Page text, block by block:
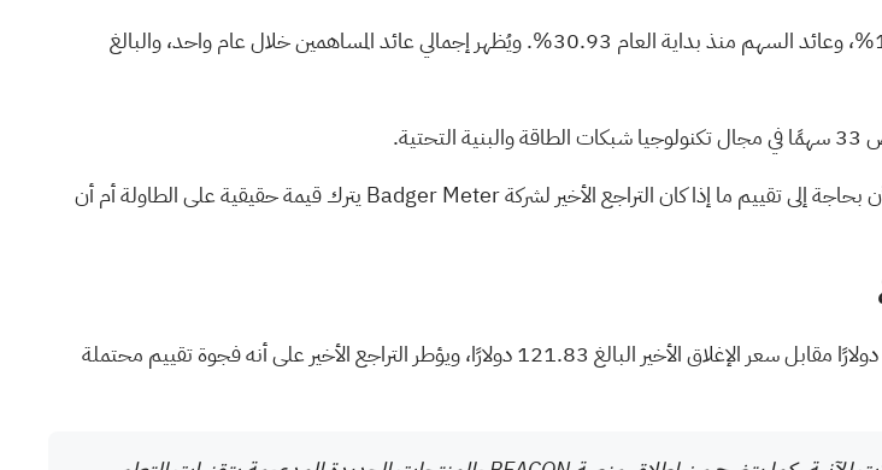
تراجع سعر سهم شركة بادجر ميتر، حيث بلغ عائد السهم خلال الثلاثين يومًا الماضية 16.45%، وعائد السهم منذ بداية العام 30.93%. ويُظهر إجمالي عائد المساهمين خلال عام واحد، والبالغ
33 سهمًا في مجال تكنولوجيا شبكات الطاقة والبنية التحتية.
مع تعرض الأرباح للضغط، وانخفاض سعر السهم، وبقاء توزيعات الأرباح كما هي، فأنت الآن بحاجة إلى تقييم ما إذا كان التراجع الأخير لشركة Badger Meter يترك قيمة حقيقية على الطاولة أم أن
يُشير التقرير الأكثر متابعة على موقع Badger Meter إلى أن القيمة العادلة تبلغ 178.00 دولارًا مقابل سعر الإغلاق الأخير البالغ 121.83 دولارًا، ويؤطر التراجع الأخير على أنه فجوة تقييم محتملة